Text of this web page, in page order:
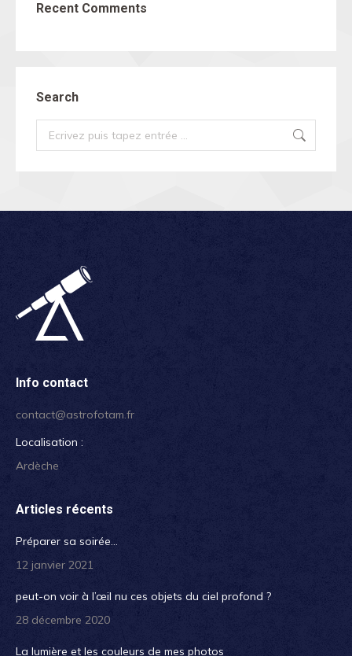
Recent Comments
Search
Search:
Info contact
contact@astrofotam.fr
Localisation :
Ardèche
Articles récents
Préparer sa soirée…
12 janvier 2021
peut-on voir à l’œil nu ces objets du ciel profond ?
28 décembre 2020
La lumière et les couleurs de mes photos